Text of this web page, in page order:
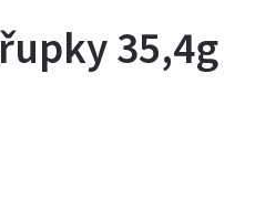
35,4g